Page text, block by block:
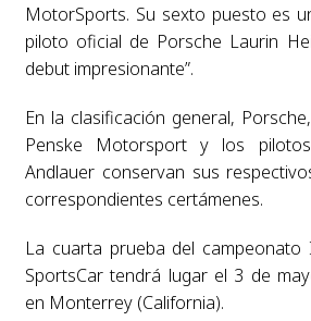
MotorSports. Su sexto puesto es
piloto oficial de Porsche Laurin
debut impresionante”.
En la clasificación general,
Penske Motorsport y los
Andlauer conservan sus
correspondientes certámenes.
La cuarta prueba del campeonato
SportsCar tendrá lugar el 3 de
en Monterrey (California).